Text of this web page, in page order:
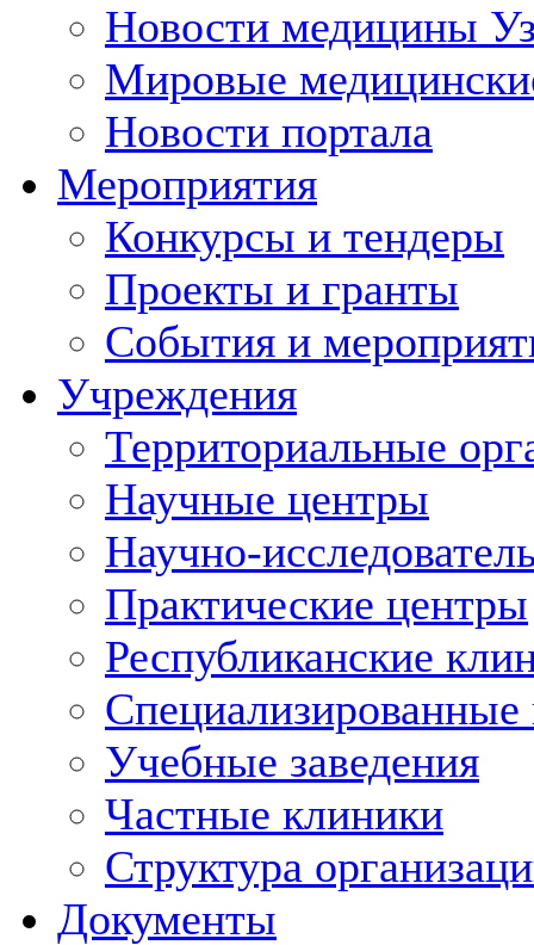
Новости медицины
Мировые
Новости портала
Мероприятия
Конкурсы и тендеры
Проекты и гранты
События и
Учреждения
Территориальные
Научные центры
Научно-
Практические центры
Республиканские
Учебные заведения
Частные клиники
Структура
Документы